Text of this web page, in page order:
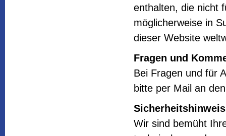
enthalten, die nicht
möglicherweise in
dieser Website
Fragen und
Bei Fragen und für
bitte per Mail an
Wir sind bemüht